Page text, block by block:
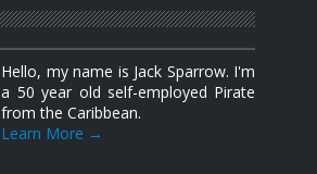
Hello, my name is Jack Sparrow. I'm
a 50 year old self-employed Pirate
from the Caribbean.
Learn More →